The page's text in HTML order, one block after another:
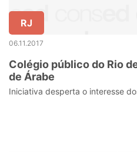
RJ
06.11.2017
Colégio público do Rio
de Árabe
Iniciativa desperta o interesse